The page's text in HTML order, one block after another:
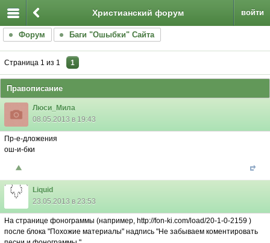
войти
Христианский форум
Форум Баги "Ошыбки" Сайта
Страница 1 из 1 1
Правописание
Люси_Мила
08.05.2013 в 19:43
Пр-е-дложения
ош-и-бки
Liquid
23.05.2013 в 23:53
На странице фонограммы (например, http://fon-ki.com/load/20-1-0-2159 )
после блока "Похожие материалы" надпись "Не забываем коментировать